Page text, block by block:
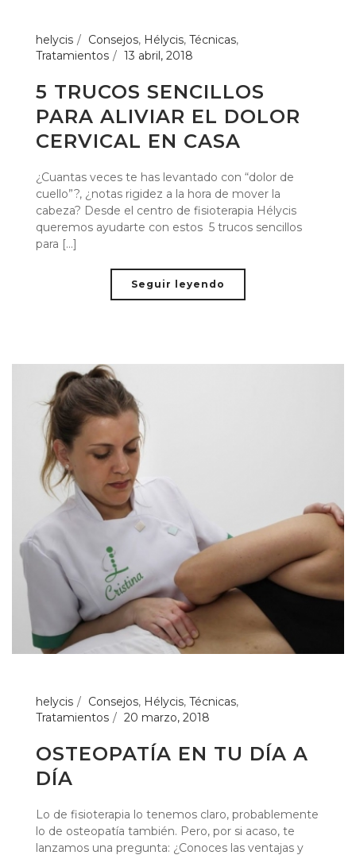
helycis Consejos, Hélycis, Técnicas,
Tratamientos
13 abril, 2018
5 TRUCOS SENCILLOS
PARA ALIVIAR EL DOLOR
CERVICAL EN CASA
¿Cuantas veces te has levantado con “dolor de
cuello”?, ¿notas rigidez a la hora de mover la
cabeza? Desde el centro de fisioterapia Hélycis
queremos ayudarte con estos 5 trucos sencillos
para [...]
Seguir leyendo
helycis Consejos, Hélycis, Técnicas,
Tratamientos
20 marzo, 2018
OSTEOPATÍA EN TU DÍA A
DÍA
Lo de fisioterapia lo tenemos claro, probablemente
lo de osteopatía también. Pero, por si acaso, te
lanzamos una pregunta: ¿Conoces las ventajas y